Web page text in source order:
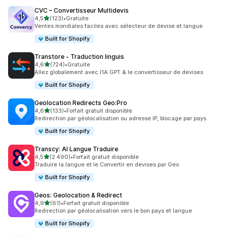
CVC – Convertisseur Multidevis
4,5étoile(s) sur 5
(123)
123 avis au total
•Gratuite
Ventes mondiales faciles avec sélecteur de devise et langue
Built for Shopify
Transtore ‑ Traduction linguis
4,6étoile(s) sur 5
(724)
724 avis au total
•Gratuite
Allez globalement avec l’IA GPT & le convertisseur de devises
Built for Shopify
Geolocation Redirects Geo:Pro
4,6étoile(s) sur 5
(133)
133 avis au total
•Forfait gratuit disponible
Redirection par géolocalisation ou adresse IP, blocage par pays
Built for Shopify
Transcy: AI Langue Traduire
4,5étoile(s) sur 5
(2 490)
2490 avis au total
•Forfait gratuit disponible
Traduire la langue et le Convertir en devises par Geo
Built for Shopify
Geos: Geolocation & Redirect
4,9étoile(s) sur 5
(61)
61 avis au total
•Forfait gratuit disponible
Redirection par géolocalisation vers le bon pays et langue
Built for Shopify